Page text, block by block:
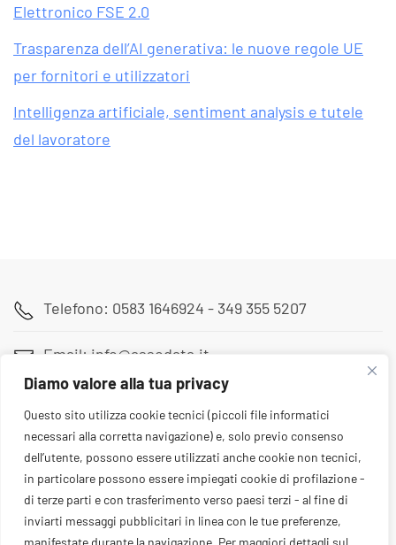
Diamo valore alla tua privacy
Questo sito utilizza cookie tecnici (piccoli file informatici
necessari alla corretta navigazione) e, solo previo consenso
dell’utente, possono essere utilizzati anche cookie non tecnici,
in particolare possono essere impiegati cookie di profilazione -
di terze parti e con trasferimento verso paesi terzi - al fine di
inviarti messaggi pubblicitari in linea con le tue preferenze,
manifestate durante la navigazione. Per maggiori dettagli sul
Elettronico FSE 2.0
Trasparenza dell’AI generativa: le nuove regole UE
per fornitori e utilizzatori
Intelligenza artificiale, sentiment analysis e tutele
del lavoratore
Telefono: 0583 1646924 - 349 355 5207
Email: info@assodata.it